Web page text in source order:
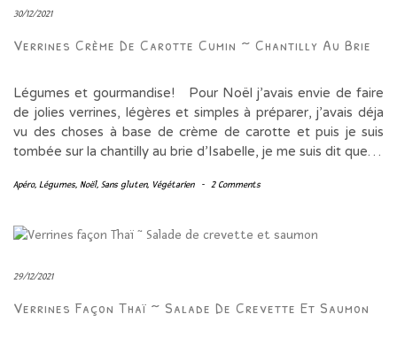
30/12/2021
Verrines Crème De Carotte Cumin ~ Chantilly Au Brie
Légumes et gourmandise! Pour Noël j’avais envie de faire
de jolies verrines, légères et simples à préparer, j’avais déja
vu des choses à base de crème de carotte et puis je suis
tombée sur la chantilly au brie d’Isabelle, je me suis dit que…
Apéro, Légumes, Noël, Sans gluten, Végétarien - 2 Comments
29/12/2021
Verrines Façon Thaï ~ Salade De Crevette Et Saumon